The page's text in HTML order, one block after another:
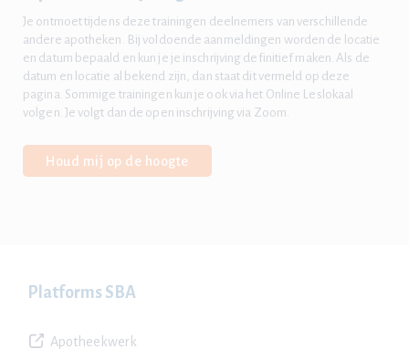
Je ontmoet tijdens deze trainingen deelnemers van verschillende
andere apotheken. Bij voldoende aanmeldingen worden de locatie
en datum bepaald en kun je je inschrijving definitief maken. Als de
datum en locatie al bekend zijn, dan staat dit vermeld op deze
pagina. Sommige trainingen kun je ook via het Online Leslokaal
volgen. Je volgt dan de open inschrijving via Zoom.
Houd mij op de hoogte
Platforms SBA
Apotheekwerk